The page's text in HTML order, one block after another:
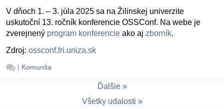
V dňoch 1. – 3. júla 2025 sa na Žilinskej univerzite
uskutoční 13. ročník konferencie OSSConf. Na webe je
zverejnený program konferencie ako aj zborník.
Zdroj: ossconf.fri.uniza.sk
| Komunita
Ďalšie
Všetky udalosti